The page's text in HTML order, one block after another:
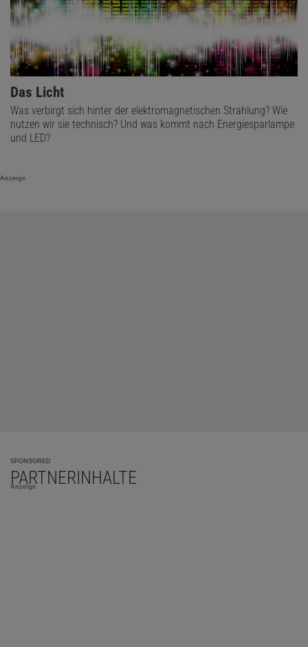
Das Licht
Was verbirgt sich hinter der elektromagnetischen Strahlung? Wie
nutzen wir sie technisch? Und was kommt nach Energiesparlampe
und LED?
Anzeige
SPONSORED
PARTNERINHALTE
Anzeige